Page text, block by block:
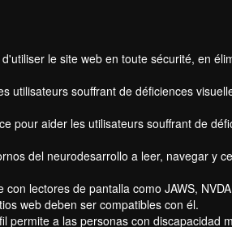
le site web en toute sécurité, en
utilisateurs souffrant de déficiences
pour aider les utilisateurs souffrant de
del neurodesarrollo a leer, navegar y
lectores de pantalla como JAWS,
web deben ser compatibles con él.
permite a las personas con discapacidad